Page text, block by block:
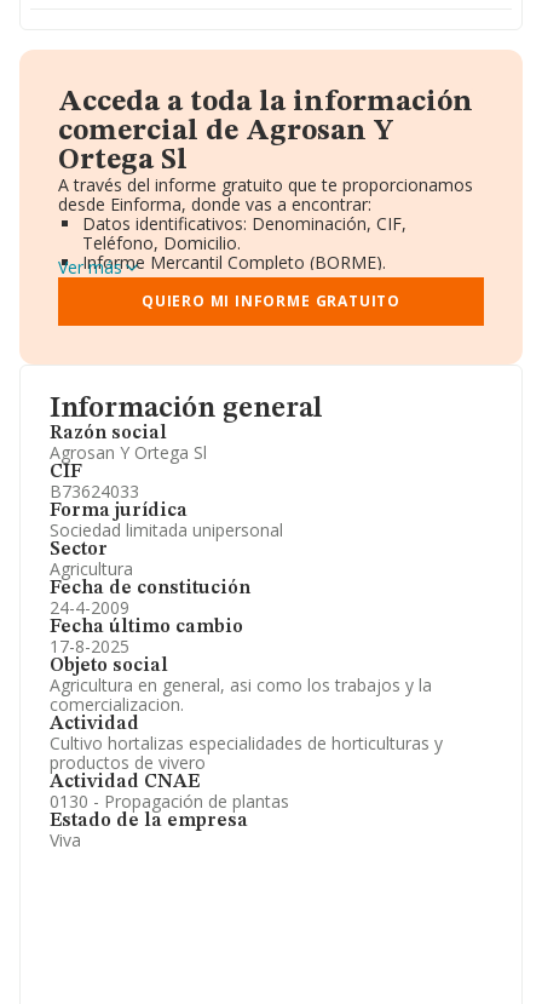
Información general
Razón social
Agrosan Y Ortega Sl
CIF
B73624033
Forma jurídica
Sociedad limitada unipersonal
Sector
Agricultura
Fecha de constitución
24-4-2009
Fecha último cambio
17-8-2025
Objeto social
Agricultura en general, asi como los trabajos y la
comercializacion.
Actividad
Cultivo hortalizas especialidades de horticulturas y
productos de vivero
Actividad CNAE
0130 - Propagación de plantas
Estado de la empresa
Viva
Acceda a toda la información
comercial de Agrosan Y
Ortega Sl
A través del informe gratuito que te proporcionamos
desde Einforma, donde vas a encontrar:
Datos identificativos: Denominación, CIF,
Teléfono, Domicilio.
Informe Mercantil Completo (BORME).
Gráficos de Evolución Ventas y Empleados.
Consejo de Administración y Administradores.
Directivos y Ejecutivos.
Información oficial y registral complementaria.
Ver más
QUIERO MI INFORME GRATUITO